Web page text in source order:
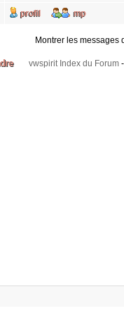
Montrer les messages
vwspirit Index du Forum